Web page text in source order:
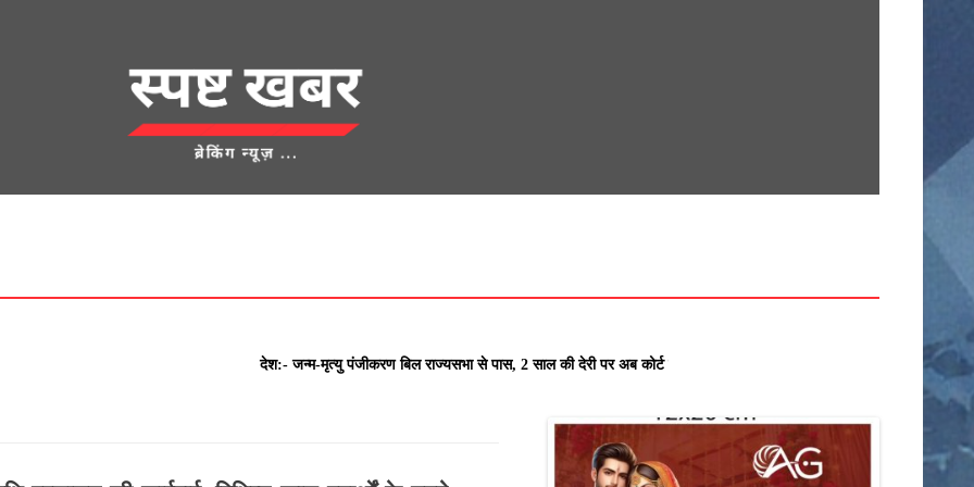
अनूपपुर
खरगोन इंदौर
देश:- जन्म-मृत्यु पंजीकरण बिल राज्यसभा से पास, 2 साल की देरी पर अब कोर्ट के आदेश से ही होगा रजिस्ट्रेशन chief editor Uttam